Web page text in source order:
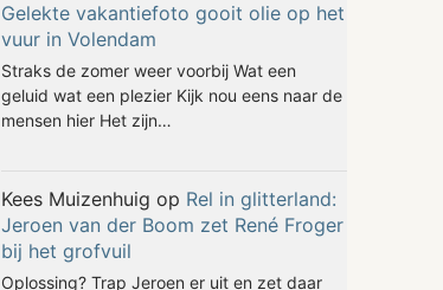
Gelekte vakantiefoto gooit olie op het
vuur in Volendam
Straks de zomer weer voorbij Wat een
geluid wat een plezier Kijk nou eens naar de
mensen hier Het zijn…
Kees Muizenhuig op Rel in glitterland:
Jeroen van der Boom zet René Froger
bij het grofvuil
Oplossing? Trap Jeroen er uit en zet daar